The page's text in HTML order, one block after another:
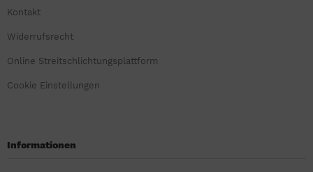
Kontakt
Widerrufsrecht
Online Streitschlichtungsplattform
Cookie Einstellungen
Informationen